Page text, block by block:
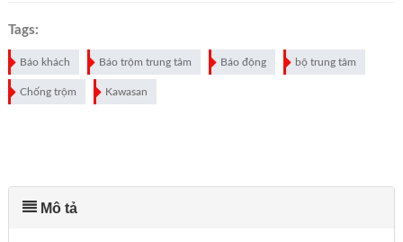
Tags:
Báo khách Báo trộm trung tâm Báo động bộ trung tâm
Chống trộm Kawasan
Mô tả